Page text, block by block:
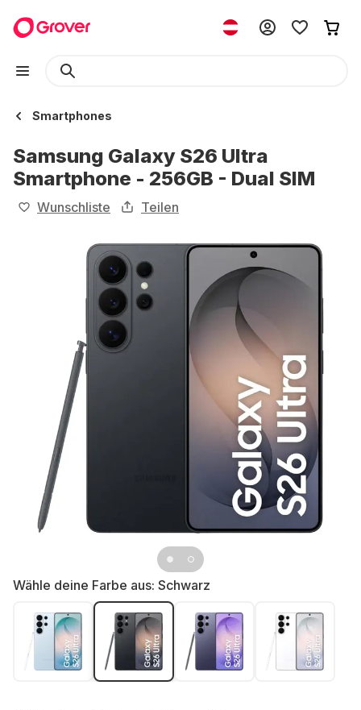
Smartphones
Samsung Galaxy S26 Ultra
Smartphone - 256GB - Dual SIM
Wunschliste Teilen
Wähle deine Farbe aus: Schwarz